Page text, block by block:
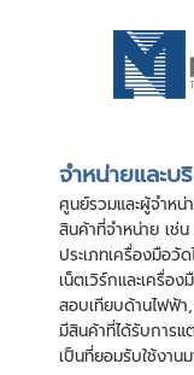
จําหน่ายและบ
ศูนย์รวมและผู้จําห
สินค้าที่จําหน่าย เช่
ประเภทเครื่องมือวั
เน็ตเวิร์กและเครื่อ
สอบเทียบด้านไฟฟ้
มีสินค้าที่ได้รับการแ
เป็นที่ยอมรับใช้งา